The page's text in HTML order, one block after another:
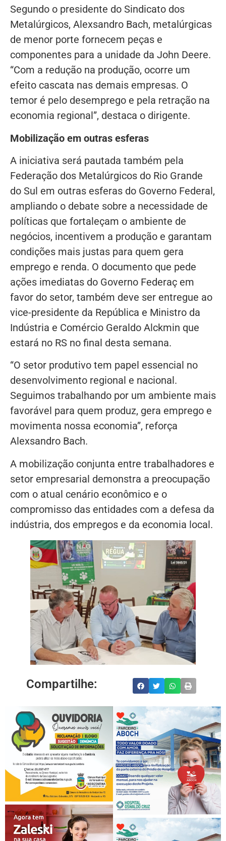
Segundo o presidente do Sindicato dos
Metalúrgicos, Alexsandro Bach, metalúrgicas
de menor porte fornecem peças e
componentes para a unidade da John Deere.
“Com a redução na produção, ocorre um
efeito cascata nas demais empresas. O
temor é pelo desemprego e pela retração na
economia regional”, destaca o dirigente.
Mobilização em outras esferas
A iniciativa será pautada também pela
Federação dos Metalúrgicos do Rio Grande
do Sul em outras esferas do Governo Federal,
ampliando o debate sobre a necessidade de
políticas que fortaleçam o ambiente de
negócios, incentivem a produção e garantam
condições mais justas para quem gera
emprego e renda. O documento que pede
ações imediatas do Governo Federaç em
favor do setor, também deve ser entregue ao
vice-presidente da República e Ministro da
Indústria e Comércio Geraldo Alckmin que
estará no RS no final desta semana.
“O setor produtivo tem papel essencial no
desenvolvimento regional e nacional.
Seguimos trabalhando por um ambiente mais
favorável para quem produz, gera emprego e
movimenta nossa economia”, reforça
Alexsandro Bach.
A mobilização conjunta entre trabalhadores e
setor empresarial demonstra a preocupação
com o atual cenário econômico e o
compromisso das entidades com a defesa da
indústria, dos empregos e da economia local.
Compartilhe: